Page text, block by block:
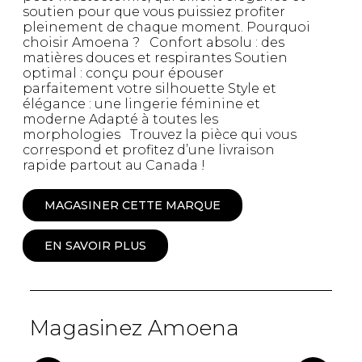
soutien pour que vous puissiez profiter
pleinement de chaque moment. Pourquoi
choisir Amoena ? Confort absolu : des
matières douces et respirantes Soutien
optimal : conçu pour épouser
parfaitement votre silhouette Style et
élégance : une lingerie féminine et
moderne Adapté à toutes les
morphologies Trouvez la pièce qui vous
correspond et profitez d’une livraison
rapide partout au Canada !
MAGASINER CETTE MARQUE
EN SAVOIR PLUS
Magasinez Amoena